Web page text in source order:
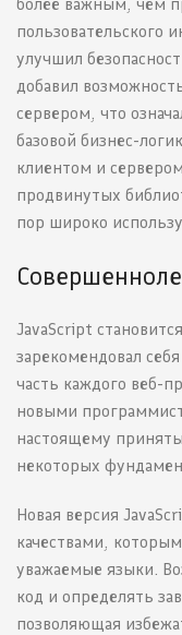
пользовательского
улучшил
добавил
сервером, что
базовой бизнес-
клиентом и
продвинутых
пор широко
JavaScript
зарекомендовал
часть каждого веб-
новыми
настоящему
некоторых
Новая версия
качествами,
уважаемые языки.
код и определять
позволяющая